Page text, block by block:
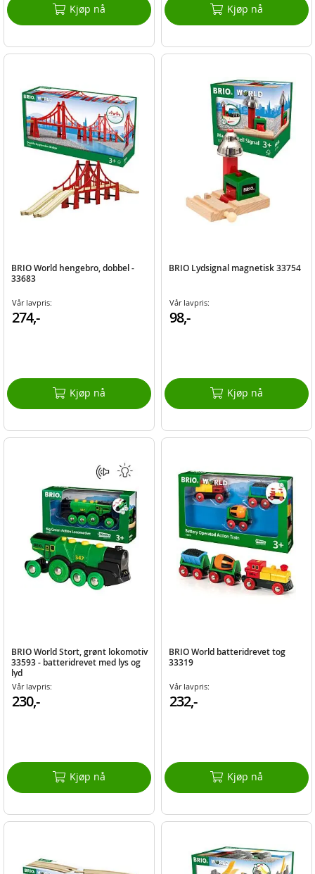
Kjøp nå Kjøp nå
BRIO World hengebro, dobbel -
33683
Vår lavpris:
274,-
Kjøp nå
BRIO Lydsignal magnetisk 33754
Vår lavpris:
98,-
Kjøp nå
BRIO World Stort, grønt lokomotiv
33593 - batteridrevet med lys og
lyd
Vår lavpris:
230,-
Kjøp nå
BRIO World batteridrevet tog
33319
Vår lavpris:
232,-
Kjøp nå